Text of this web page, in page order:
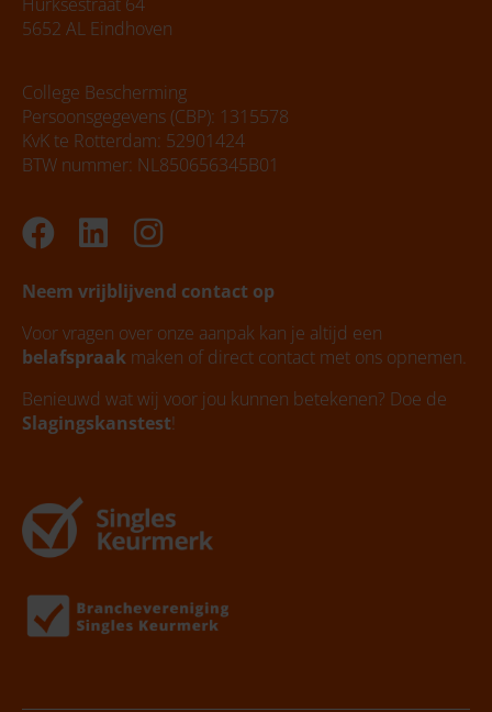
5652 AL Eindhoven
College Bescherming
Persoonsgegevens (CBP): 1315578
KvK te Rotterdam: 52901424
BTW nummer: NL850656345B01
Facebook
LinkedinInstagram
Neem vrijblijvend contact op
Voor vragen over onze aanpak kan je altijd een
belafspraak maken of direct contact met ons opnemen.
Benieuwd wat wij voor jou kunnen betekenen? Doe de
Slagingskanstest!